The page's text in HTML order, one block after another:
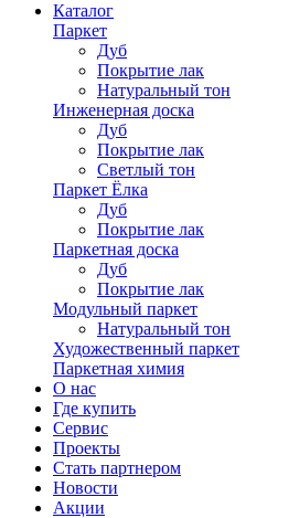
Каталог
Паркет
Дуб
Покрытие лак
Натуральный тон
Инженерная доска
Дуб
Покрытие лак
Светлый тон
Паркет Ёлка
Дуб
Покрытие лак
Паркетная доска
Дуб
Покрытие лак
Модульный паркет
Натуральный тон
Художественный паркет
Паркетная химия
О нас
Где купить
Сервис
Проекты
Стать партнером
Новости
Акции